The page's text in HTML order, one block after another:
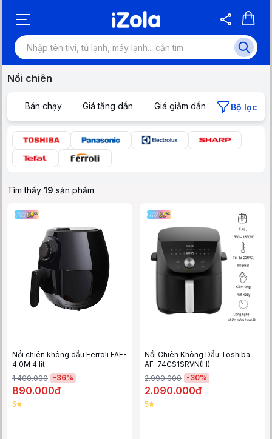
Nồi chiên
Bán chạy Giá tăng dần Giá giảm dần Bộ lọc
Tìm thấy 19 sản phẩm
Nồi chiên không dầu Ferroli FAF-
4.0M 4 lít
1.400.000 -36%
890.000đ
5
Nồi Chiên Không Dầu Toshiba
AF-74CS1SRVN(H)
2.990.000 -30%
2.090.000đ
5